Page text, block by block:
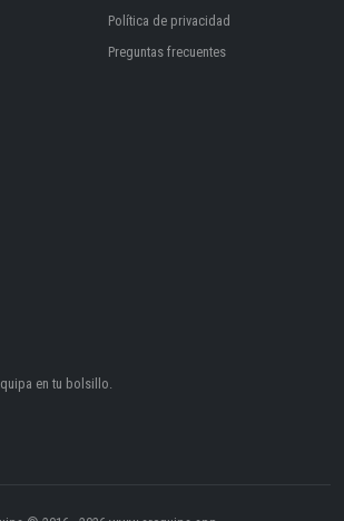
Política de privacidad
Preguntas frecuentes
en tu bolsillo.